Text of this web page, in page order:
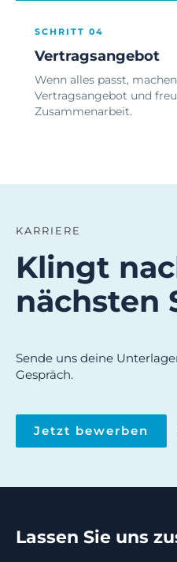
SCHRITT 04
Vertragsangebot
Wenn alles passt,
Vertragsangebot und
Zusammenarbeit.
KARRIERE
Klingt
nächsten
Sende uns deine
Gespräch.
Jetzt bewerben
Lassen Sie uns